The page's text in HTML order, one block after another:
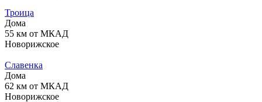
Троица
Дома
55 км от МКАД
Новорижское
Славенка
Дома
62 км от МКАД
Новорижское